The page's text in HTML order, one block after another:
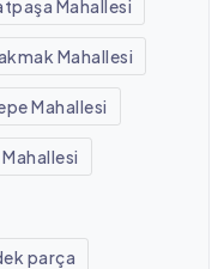
Mahallesi
Mahallesi
Mahallesi
parça